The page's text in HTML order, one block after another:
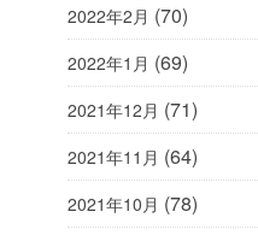
2022年2月 (70)
2022年1月 (69)
2021年12月 (71)
2021年11月 (64)
2021年10月 (78)